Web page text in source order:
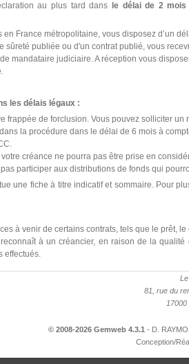
au plus tard dans le délai de 2 mois
en France métropolitaine, vous disposez d’un
sûreté publiée ou d'un contrat publié, vous
mandataire judiciaire. A réception vous
les délais légaux :
frappée de forclusion. Vous pouvez solliciter
la procédure dans le délai de 6 mois à
créance ne pourra pas être prise en
participer aux distributions de fonds qui
une fiche à titre indicatif et sommaire. Pour
à venir de certains contrats, tels que le prêt,
à un créancier, en raison de la qualité
effectués.
81, rue du
17000
© 2008-2026 Gemweb 4.3.1 - D.
Conception/